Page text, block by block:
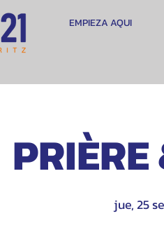
EMPIEZA AQUI
jue, 25